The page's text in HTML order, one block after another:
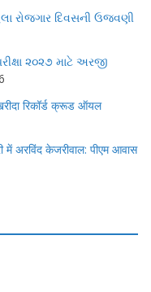
રોજગાર દિવસની ઉજવણી
૨૦૨૭ માટે અરજી
रिकॉर्ड क्रूड ऑयल
अरविंद केजरीवाल: पीएम आवास